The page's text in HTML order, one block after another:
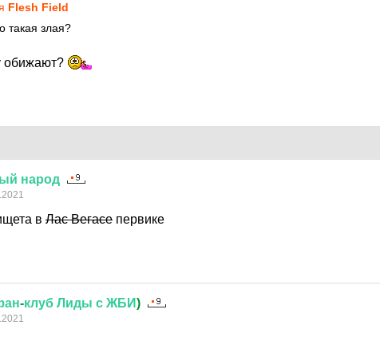
Flesh Field
такая злая?
обижают?
народ
в Лас Вегасе первике
-клуб Лиды с ЖБИ)